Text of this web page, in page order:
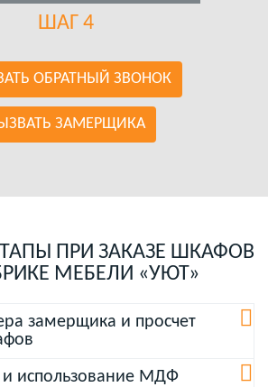
ШАГ 4
ОБРАТНЫЙ ЗВОНОК
ЗАМЕРЩИКА
ПРИ ЗАКАЗЕ ШКАФОВ
МЕБЕЛИ «УЮТ»
замерщика и просчет
использование МДФ